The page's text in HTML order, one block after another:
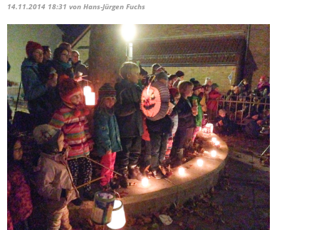
14.11.2014 18:31 von Hans-Jürgen Fuchs